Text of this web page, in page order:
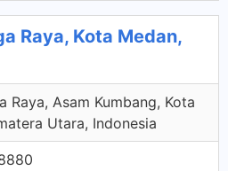
Raya, Kota Medan,
Raya, Asam Kumbang, Kota
Utara, Indonesia